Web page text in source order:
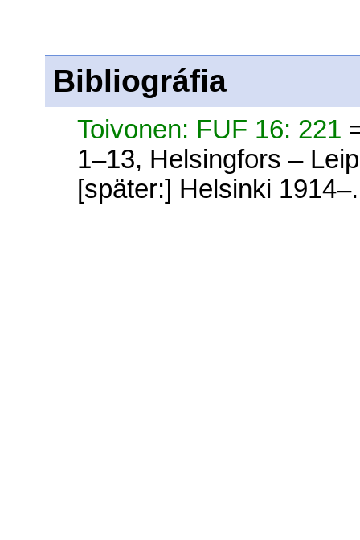
Bibliográfia
Toivonen: FUF 16: 221
1–13, Helsingfors –
[später:] Helsinki 1914–.